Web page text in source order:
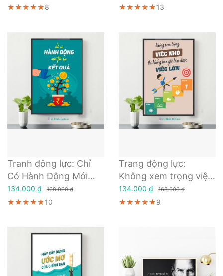
★★★★★
★★★★★
★★★★★8
muốn thì làm bạn sẽ
★★★★★
★★★★★
★★★★★13
Tranh động lực: Chỉ
Có Hành Động Mới
Tạo Kết Quả
134.000 ₫ 168.000 ₫
★★★★★
★★★★★
★★★★★10
Trang động lực:
Không xem trọng việc
nhỏ thì không bao giờ
làm được việc lớn
134.000 ₫ 168.000 ₫
★★★★★
★★★★★
★★★★★9